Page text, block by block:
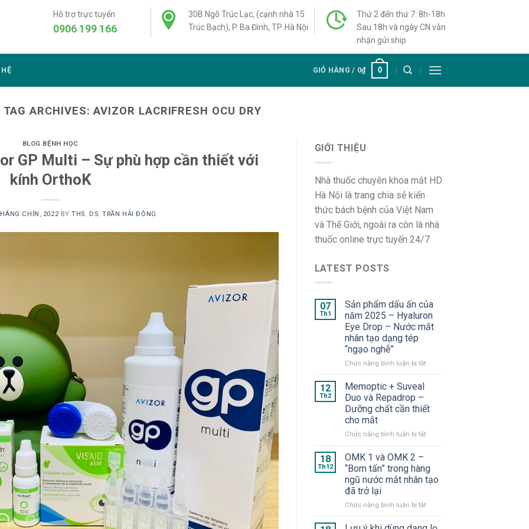
Hỗ trợ trực tuyến
0906 199 166
30B Ngõ Trúc Lạc, (cạnh nhà 15
Trúc Bạch), P. Ba Đình, TP. Hà Nội
Thứ 2 đến thứ 7: 8h-18h
Sau 18h và ngày CN vẫn
nhận gửi ship
GIỎ HÀNG / 0₫ 0
TAG ARCHIVES:AVIZOR LACRIFRESH OCU DRY
BLOG BỆNH HỌC
GP Multi – Sự phù hợp cần thiết với
kính OrthoK
CHÍN, 2022 BYTHS. DS. TRẦN HẢI ĐÔNG
GIỚI THIỆU
Nhà thuốc chuyên khoa mắt HD
Hà Nội là trang chia sẻ kiến
thức bách bệnh của Việt Nam
và Thế Giới, ngoài ra còn là nhà
thuốc online trực tuyến 24/7
LATEST POSTS
07
Th1
Sản phẩm dấu ấn của
năm 2025 – Hyaluron
Eye Drop – Nước mắt
nhân tạo dạng tép
“ngạo nghễ”
Chức năng bình luận bị tắtở
ấn
của
2025
Drop
–
mắt
tạo
12
Th2
Memoptic + Suveal
Duo và Repadrop –
Dưỡng chất cần thiết
cho mắt
Chức năng bình luận bị tắtở
Duo
và
–
chất
18
Th12
OMK 1 và OMK 2 –
“Bom tấn” trong hàng
ngũ nước mắt nhân tạo
đã trở lại
Chức năng bình luận bị tắtở
1